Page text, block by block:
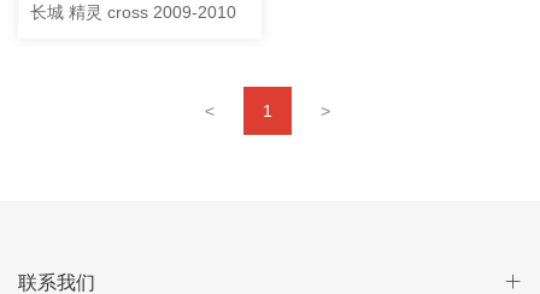
长城 精灵 cross 2009-2010
< 1 >
联系我们